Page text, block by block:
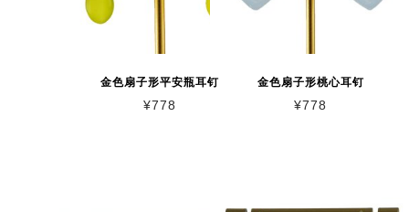
金色扇子形平安瓶耳钉
¥778
金色扇子形桃心耳钉
¥778